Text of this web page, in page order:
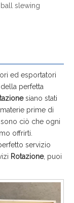
ball slewing
ed esportatori
perfetta
siano stati
prime di
ciò che ogni
offrirti.
servizio
Rotazione, puoi